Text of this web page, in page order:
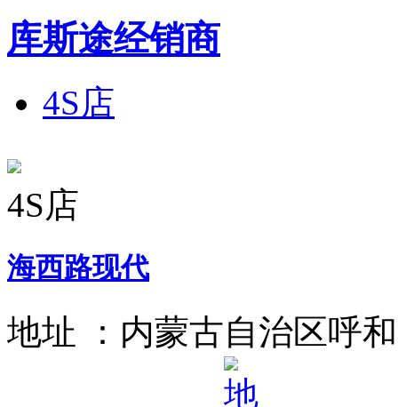
库斯途经销商
4S店
4S店
海西路现代
地址 ： 内蒙古自治区呼